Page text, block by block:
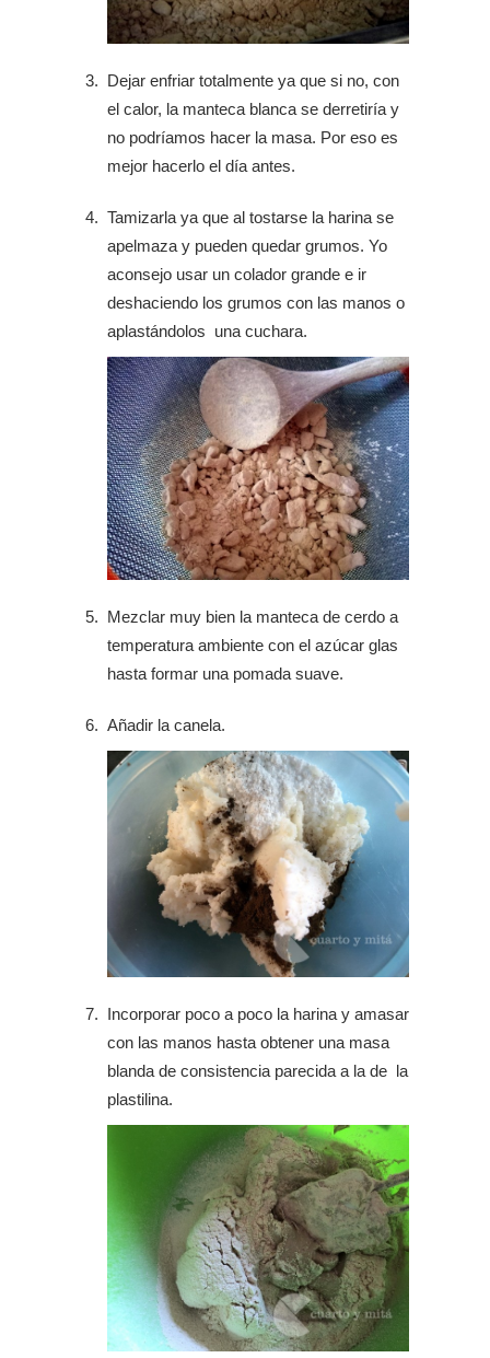
Dejar enfriar totalmente ya que si no, con
el calor, la manteca blanca se derretiría y
no podríamos hacer la masa. Por eso es
mejor hacerlo el día antes.
Tamizarla ya que al tostarse la harina se
apelmaza y pueden quedar grumos. Yo
aconsejo usar un colador grande e ir
deshaciendo los grumos con las manos o
aplastándolos una cuchara.
Mezclar muy bien la manteca de cerdo a
temperatura ambiente con el azúcar glas
hasta formar una pomada suave.
Añadir la canela.
Incorporar poco a poco la harina y amasar
con las manos hasta obtener una masa
blanda de consistencia parecida a la de la
plastilina.